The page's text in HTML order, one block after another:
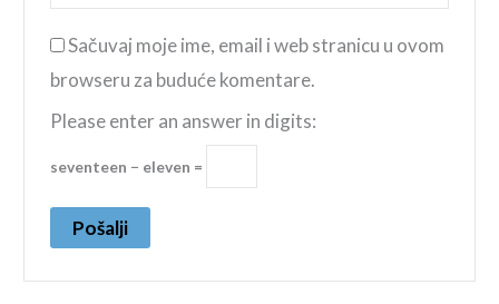
Sačuvaj moje ime, email i web stranicu u ovom
browseru za buduće komentare.
Please enter an answer in digits:
seventeen − eleven =